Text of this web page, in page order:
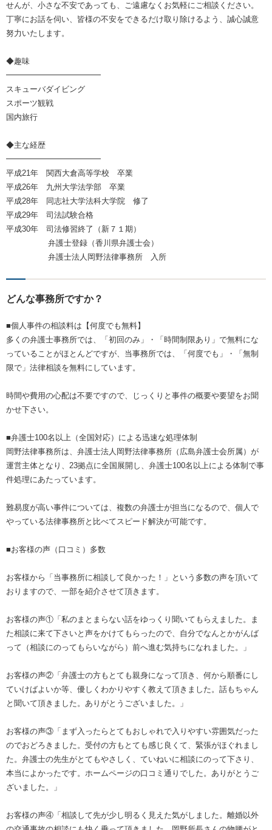
せんが、小さな不安であっても、ご遠慮なくお気軽にご相談ください。
丁寧にお話を伺い、皆様の不安をできるだけ取り除けるよう、誠心誠意
努力いたします。
◆趣味
━━━━━━━━━━━━
スキューバダイビング
スポーツ観戦
国内旅行
◆主な経歴
━━━━━━━━━━━━
平成21年 関西大倉高等学校 卒業
平成26年 九州大学法学部 卒業
平成28年 同志社大学法科大学院 修了
平成29年 司法試験合格
平成30年 司法修習終了（新７１期）
弁護士登録（香川県弁護士会）
弁護士法人岡野法律事務所 入所
どんな事務所ですか？
■個人事件の相談料は【何度でも無料】
多くの弁護士事務所では、「初回のみ」・「時間制限あり」で無料にな
っていることがほとんどですが、当事務所では、「何度でも」・「無制
限で」法律相談を無料にしています。
時間や費用の心配は不要ですので、じっくりと事件の概要や要望をお聞
かせ下さい。
■弁護士100名以上（全国対応）による迅速な処理体制
岡野法律事務所は、弁護士法人岡野法律事務所（広島弁護士会所属）が
運営主体となり、23拠点に全国展開し、弁護士100名以上による体制で事
件処理にあたっています。
難易度が高い事件については、複数の弁護士が担当になるので、個人で
やっている法律事務所と比べてスピード解決が可能です。
■お客様の声（口コミ）多数
お客様から「当事務所に相談して良かった！」という多数の声を頂いて
おりますので、一部を紹介させて頂きます。
お客様の声①「私のまとまらない話をゆっくり聞いてもらえました。ま
た相談に来て下さいと声をかけてもらったので、自分でなんとかがんば
って（相談にのってもらいながら）前へ進む気持ちになれました。」
お客様の声②「弁護士の方もとても親身になって頂き、何から順番にし
ていけばよいか等、優しくわかりやすく教えて頂きました。話もちゃん
と聞いて頂きました。ありがとうございました。」
お客様の声③「まず入ったらとてもおしゃれで入りやすい雰囲気だった
のでおどろきました。受付の方もとても感じ良くて、緊張がほぐれまし
た。弁護士の先生がとてもやさしく、ていねいに相談にのって下さり、
本当によかったです。ホームページの口コミ通りでした。ありがとうご
ざいました。」
お客様の声④「相談して先が少し明るく見えた気がしました。離婚以外